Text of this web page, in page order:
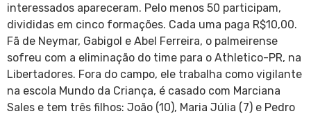
interessados apareceram. Pelo menos 50 participam,
divididas em cinco formações. Cada uma paga R$10,00.
Fã de Neymar, Gabigol e Abel Ferreira, o palmeirense
sofreu com a eliminação do time para o Athletico-PR, na
Libertadores. Fora do campo, ele trabalha como vigilante
na escola Mundo da Criança, é casado com Marciana
Sales e tem três filhos: João (10), Maria Júlia (7) e Pedro